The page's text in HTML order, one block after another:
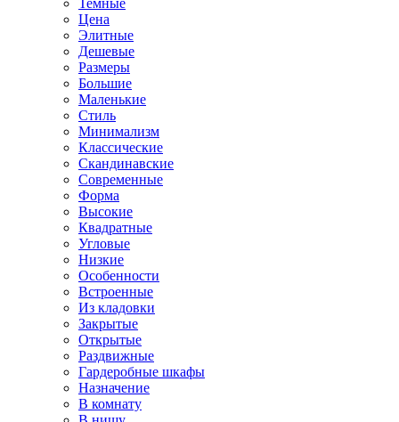
Темные
Цена
Элитные
Дешевые
Размеры
Большие
Маленькие
Стиль
Минимализм
Классические
Скандинавские
Современные
Форма
Высокие
Квадратные
Угловые
Низкие
Особенности
Встроенные
Из кладовки
Закрытые
Открытые
Раздвижные
Гардеробные шкафы
Назначение
В комнату